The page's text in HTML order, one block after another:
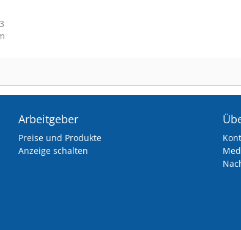
Arbeitgeber
Preise und Produkte
Anzeige schalten